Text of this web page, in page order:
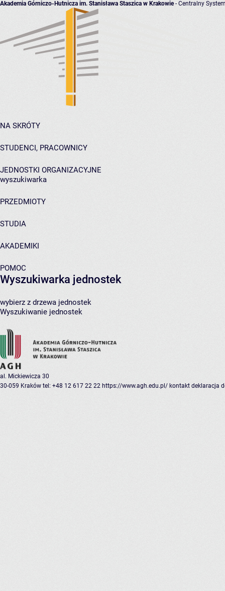
Akademia Górniczo-Hutnicza im. Stanisława Staszica w Krakowie- Centralny
NA SKRÓTY
STUDENCI, PRACOWNICY
JEDNOSTKI ORGANIZACYJNE
wyszukiwarka
PRZEDMIOTY
STUDIA
AKADEMIKI
POMOC
Wyszukiwarka jednostek
wybierz z drzewa jednostek
Wyszukiwanie jednostek
al. Mickiewicza 30
30-059 Kraków tel: +48 12 617 22 22 https://www.agh.edu.pl/ kontakt deklaracja